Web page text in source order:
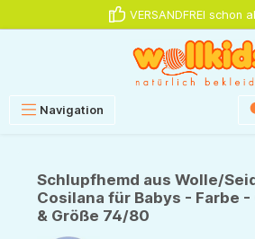
VERSANDFREI schon
Navigation
Schlupfhemd aus Wolle/
Cosilana für Babys - Farbe
& Größe 74/80